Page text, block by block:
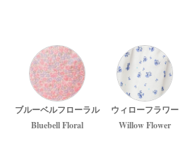
ブルーベルフローラル
Bluebell Floral
ウィローフラワー
Willow Flower